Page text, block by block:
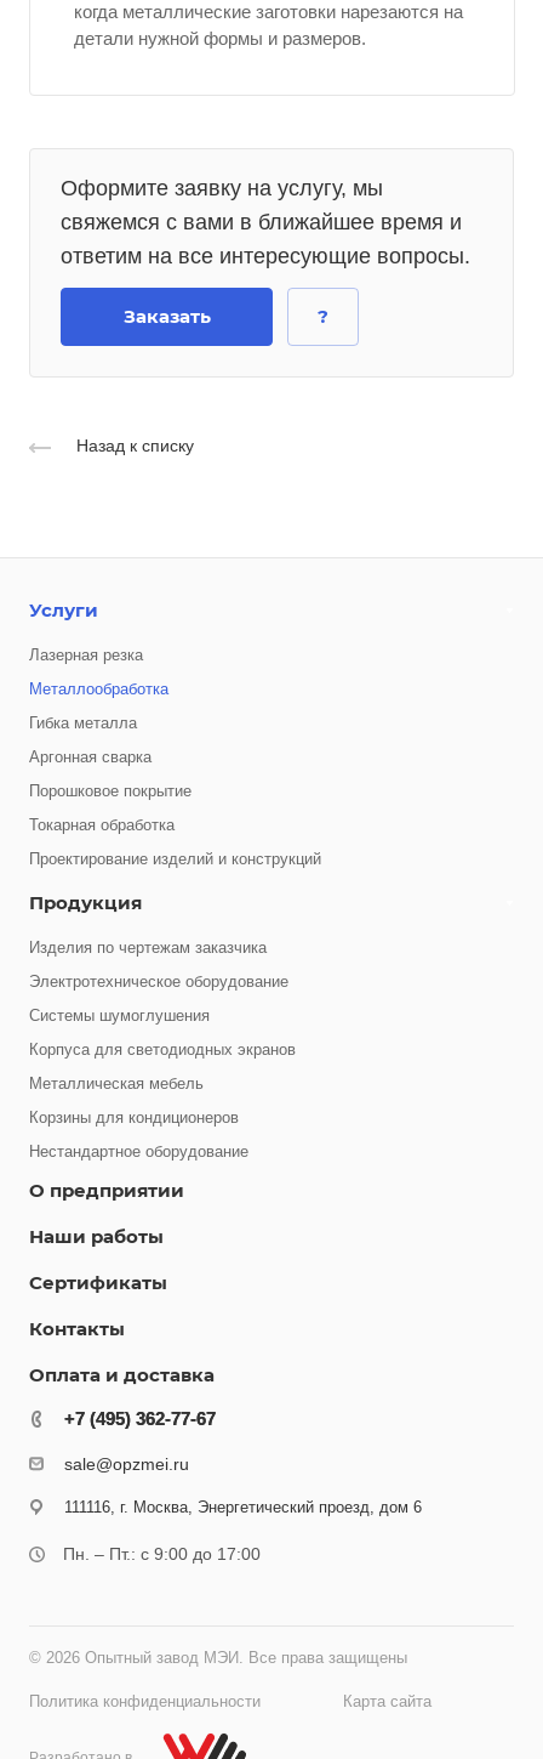
когда металлические заготовки нарезаются на
детали нужной формы и размеров.
Оформите заявку на услугу, мы
свяжемся с вами в ближайшее время и
ответим на все интересующие вопросы.
Заказать ?
Назад к списку
Услуги
Лазерная резка
Металлообработка
Гибка металла
Аргонная сварка
Порошковое покрытие
Токарная обработка
Проектирование изделий и конструкций
Продукция
Изделия по чертежам заказчика
Электротехническое оборудование
Системы шумоглушения
Корпуса для светодиодных экранов
Металлическая мебель
Корзины для кондиционеров
Нестандартное оборудование
О предприятии
Наши работы
Сертификаты
Контакты
Оплата и доставка
+7 (495) 362-77-67
+7 (495) 362-77-67
sale@opzmei.ru
111116, г. Москва, Энергетический проезд, дом 6
Пн. – Пт.: с 9:00 до 17:00
© 2026 Опытный завод МЭИ. Все права защищены
Политика конфиденциальности Карта сайта